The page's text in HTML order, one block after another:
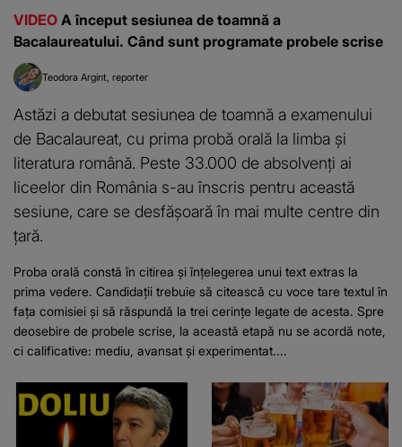
VIDEO A început sesiunea de toamnă a
Bacalaureatului. Când sunt programate probele scrise
Teodora Argint reporter
Astăzi a debutat sesiunea de toamnă a examenului
de Bacalaureat, cu prima probă orală la limba și
literatura română. Peste 33.000 de absolvenți ai
liceelor din România s-au înscris pentru această
sesiune, care se desfășoară în mai multe centre din
țară.
Proba orală constă în citirea și înțelegerea unui text extras la
prima vedere. Candidații trebuie să citească cu voce tare textul în
fața comisiei și să răspundă la trei cerințe legate de acesta. Spre
deosebire de probele scrise, la această etapă nu se acordă note,
ci calificative: mediu, avansat și experimentat....